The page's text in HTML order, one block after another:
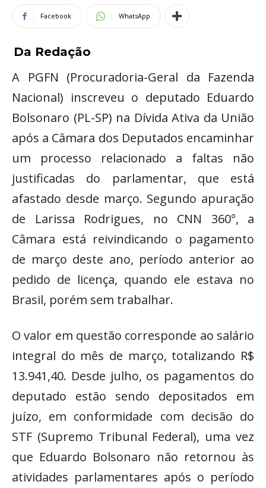
Facebook WhatsApp
Da Redação
A PGFN (Procuradoria-Geral da Fazenda
Nacional) inscreveu o deputado Eduardo
Bolsonaro (PL-SP) na Dívida Ativa da União
após a Câmara dos Deputados encaminhar
um processo relacionado a faltas não
justificadas do parlamentar, que está
afastado desde março. Segundo apuração
de Larissa Rodrigues, no CNN 360°, a
Câmara está reivindicando o pagamento
de março deste ano, período anterior ao
pedido de licença, quando ele estava no
Brasil, porém sem trabalhar.
O valor em questão corresponde ao salário
integral do mês de março, totalizando R$
13.941,40. Desde julho, os pagamentos do
deputado estão sendo depositados em
juízo, em conformidade com decisão do
STF (Supremo Tribunal Federal), uma vez
que Eduardo Bolsonaro não retornou às
atividades parlamentares após o período